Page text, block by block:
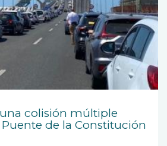
colisión múltiple
de la Constitución